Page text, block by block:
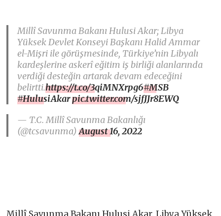
Millî Savunma Bakanı Hulusi Akar; Libya
Yüksek Devlet Konseyi Başkanı Halid Ammar
el-Mişri ile görüşmesinde, Türkiye’nin Libyalı
kardeşlerine askerî eğitim iş birliği alanlarında
verdiği desteğin artarak devam edeceğini
belirtti.https://t.co/3qiMNXrpg6#MSB
#HulusiAkarpic.twitter.com/sjfJJr8EWQ
— T.C. Millî Savunma Bakanlığı
(@tcsavunma)August 16, 2022